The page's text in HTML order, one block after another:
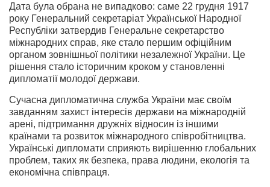
Дата була обрана не випадково: саме 22 грудня 1917
року Генеральний секретаріат Української Народної
Республіки затвердив Генеральне секретарство
міжнародних справ, яке стало першим офіційним
органом зовнішньої політики незалежної України. Це
рішення стало історичним кроком у становленні
дипломатії молодої держави.
Сучасна дипломатична служба України має своїм
завданням захист інтересів держави на міжнародній
арені, підтримання дружніх відносин із іншими
країнами та розвиток міжнародного співробітництва.
Українські дипломати сприяють вирішенню глобальних
проблем, таких як безпека, права людини, екологія та
економічна співпраця.